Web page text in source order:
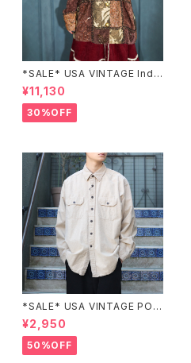
*SALE* USA VINTAGE Indi
go moon PATCHWORK EM
BROIDERY DESIGN JACKE
T/アメリカ古着パッチワーク刺
繍ジャケット
¥11,130
30%OFF
*SALE* USA VINTAGE POC
KET DESIGN SHIRT/アメリカ
古着ポケットデザインシャツ
¥2,950
50%OFF